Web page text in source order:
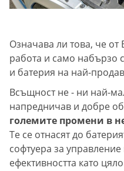
Означава ли това, че от
работа и само набързо
и батерия на най-
Всъщност не - ни най-
напредничав и добре
големите промени в
Те се отнасят до
софтуера за
ефективността като